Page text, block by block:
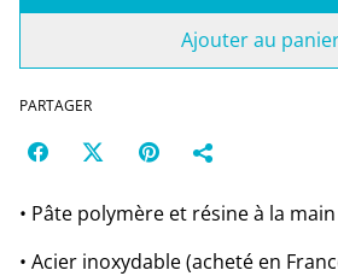
Ajouter au
PARTAGER
• Pâte polymère et résine à la main
• Acier inoxydable (acheté en